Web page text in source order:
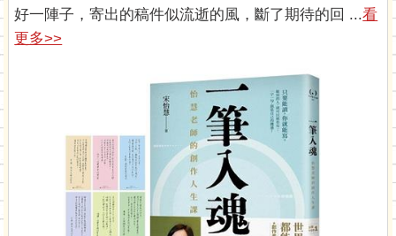
好一陣子，寄出的稿件似流逝的風，斷了期待的回 ...看
更多>>